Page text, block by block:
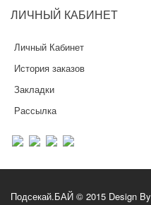
ЛИЧНЫЙ КАБИНЕТ
Личный Кабинет
История заказов
Закладки
Рассылка
Подсекай.БАЙ © 2015 Design By